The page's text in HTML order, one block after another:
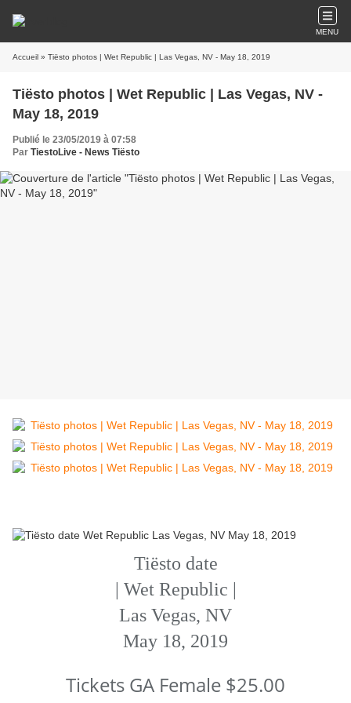
MENU
Accueil » Tiësto photos | Wet Republic | Las Vegas, NV - May 18, 2019
Tiësto photos | Wet Republic | Las Vegas, NV -
May 18, 2019
Publié le 23/05/2019 à 07:58
Par TiestoLive - News Tiësto
Tiësto date
| Wet Republic |
Las Vegas, NV
May 18, 2019
Tickets GA Female $25.00